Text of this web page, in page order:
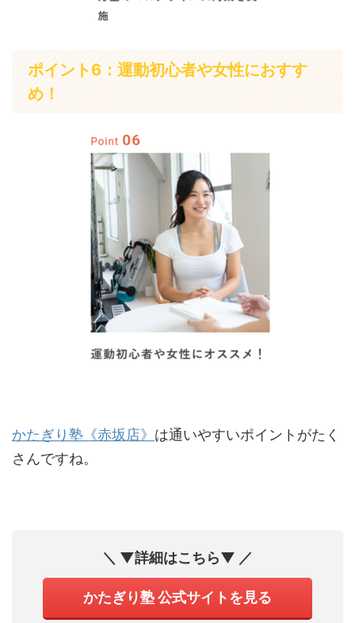
ポイント6：運動初心者や女性におすす
め！
かたぎり塾《赤坂店》 は通いやすいポイントがたく
さんですね。
＼ ▼詳細はこちら▼ ／
かたぎり塾 公式サイトを見る